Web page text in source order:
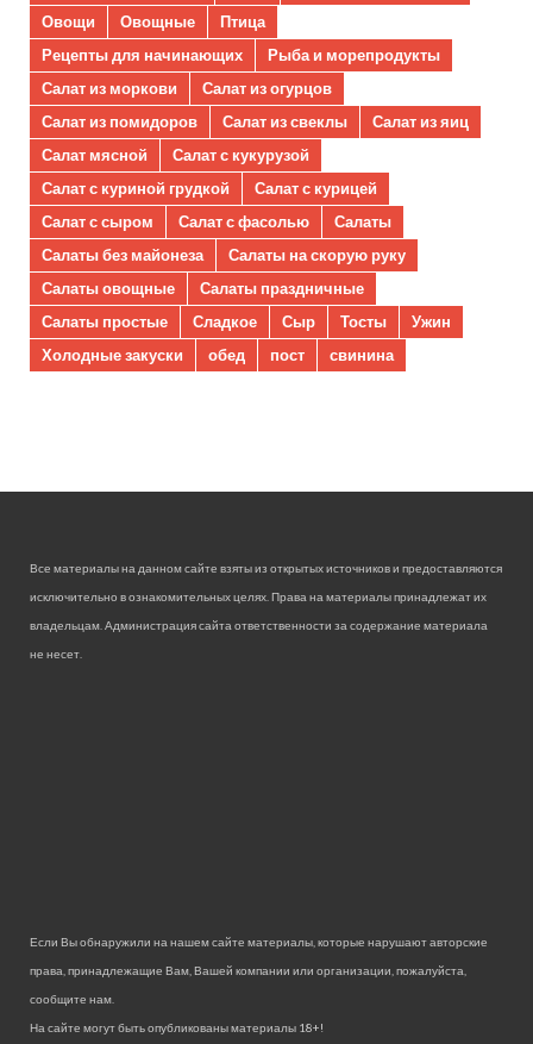
Овощи
Овощные
Птица
Рецепты для начинающих
Рыба и морепродукты
Салат из моркови
Салат из огурцов
Салат из помидоров
Салат из свеклы
Салат из яиц
Салат мясной
Салат с кукурузой
Салат с куриной грудкой
Салат с курицей
Салат с сыром
Салат с фасолью
Салаты
Салаты без майонеза
Салаты на скорую руку
Салаты овощные
Салаты праздничные
Салаты простые
Сладкое Сыр Тосты
Ужин
Холодные закуски
обед пост свинина
Все материалы на данном сайте взяты из открытых источников и предоставляются
исключительно в ознакомительных целях. Права на материалы принадлежат их
владельцам. Администрация сайта ответственности за содержание материала
не несет.
Если Вы обнаружили на нашем сайте материалы, которые нарушают авторские
права, принадлежащие Вам, Вашей компании или организации, пожалуйста,
сообщите нам.
На сайте могут быть опубликованы материалы 18+!